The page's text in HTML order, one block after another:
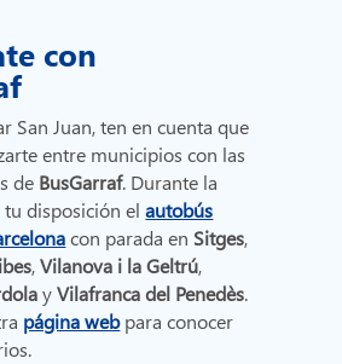
con
San Juan, ten en cuenta que
entre municipios con las
de BusGarraf. Durante la
tu disposición elautobús
con parada en Sitges,
,Vilanova i la Geltrú,
yVilafranca del Penedès.
página webpara conocer